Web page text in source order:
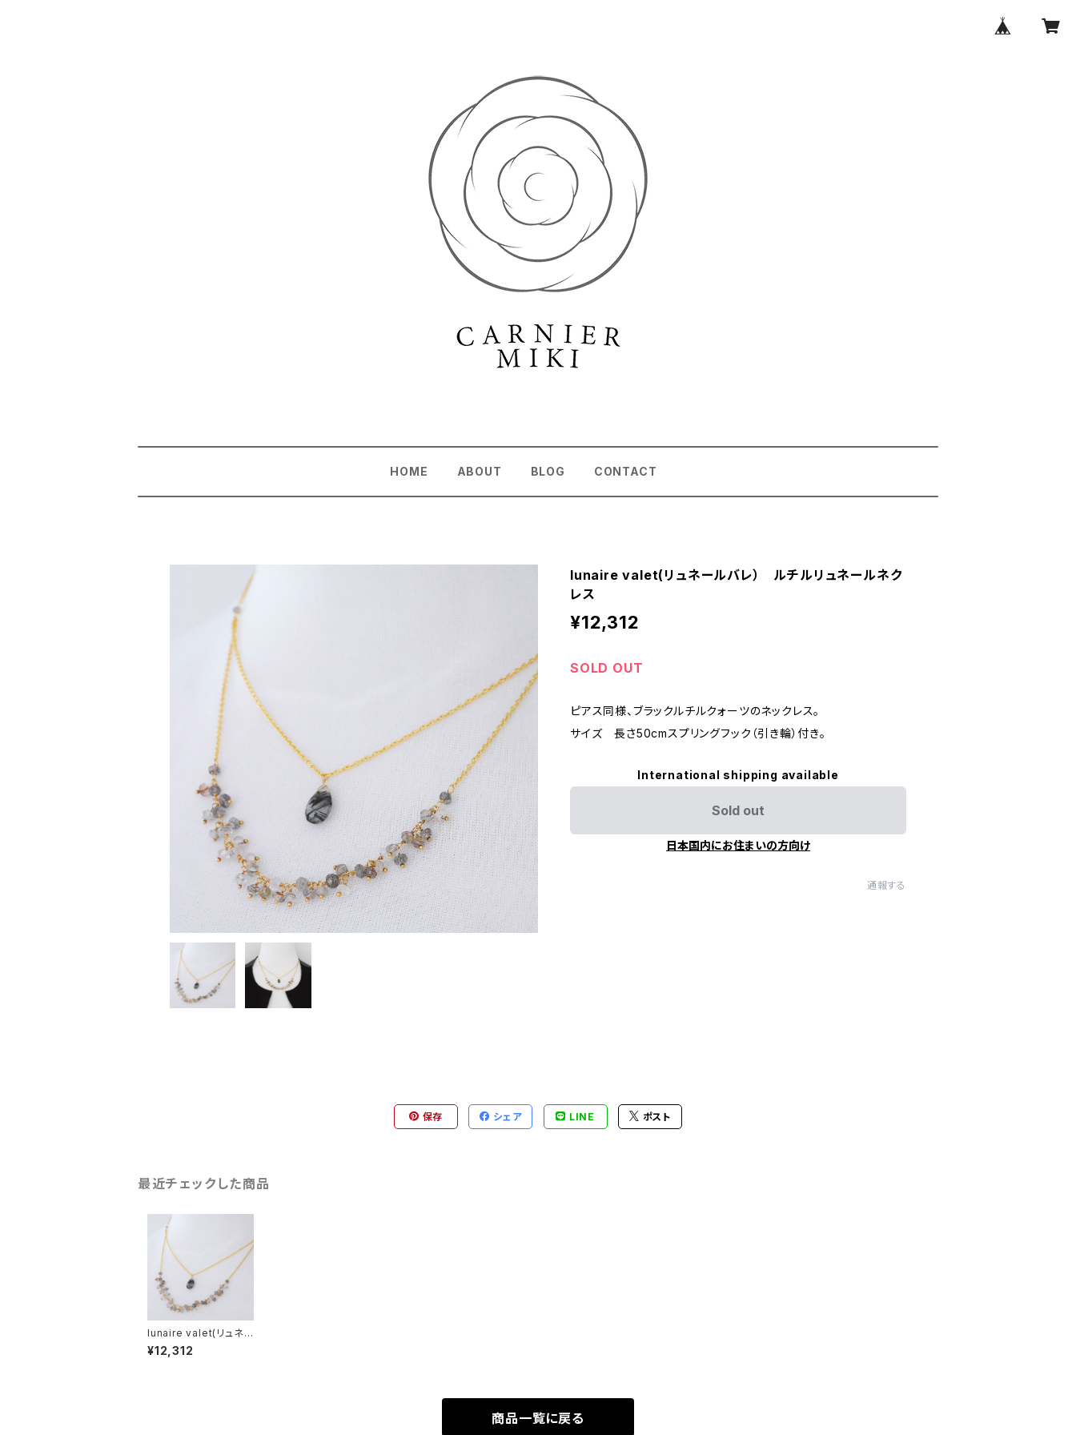
HOME ABOUT BLOG CONTACT
lunaire valet(リュネールバレ） ルチルリュネールネク
レス
¥12,312
SOLD OUT
ピアス同様、ブラックルチルクォーツのネックレス。
サイズ 長さ50cmスプリングフック（引き輪）付き。
International shipping available
Sold out
日本国内にお住まいの方向け
通報する
保存 シェア LINE ポスト
最近チェックした商品
lunaire valet(リュネ
ールバレ） ルチルリュ
ネールネクレス
¥12,312
商品一覧に戻る